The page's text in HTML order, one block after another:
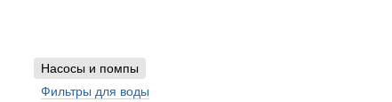
Насосы и помпы
Фильтры для воды